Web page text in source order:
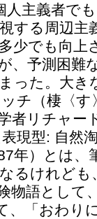
人主義者で
する周辺主
少でも向上
、予測困難
った。大き
チ（棲〈
者リチャー
現型: 自然
年）とは、
るけれども
物語として
、「おわり